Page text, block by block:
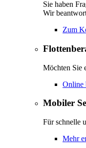
Sie haben
Wir
Zum
Möchten Sie
Online
Mobiler
Für schnelle
Mehr